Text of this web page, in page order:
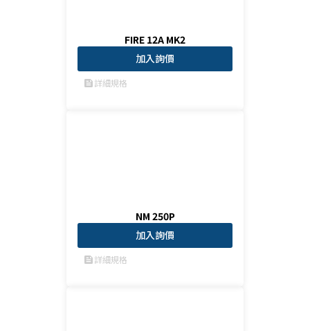
FIRE 12A MK2
加入詢價
feed詳細規格
NM 250P
加入詢價
feed詳細規格